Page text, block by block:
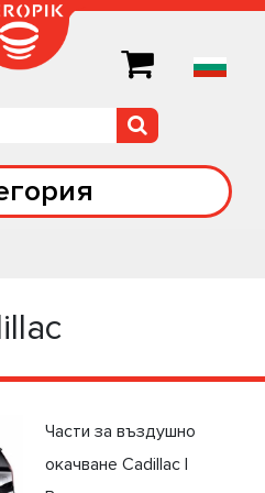
Части за въздушно
окачване Cadillac |